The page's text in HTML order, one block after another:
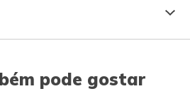
pode gostar